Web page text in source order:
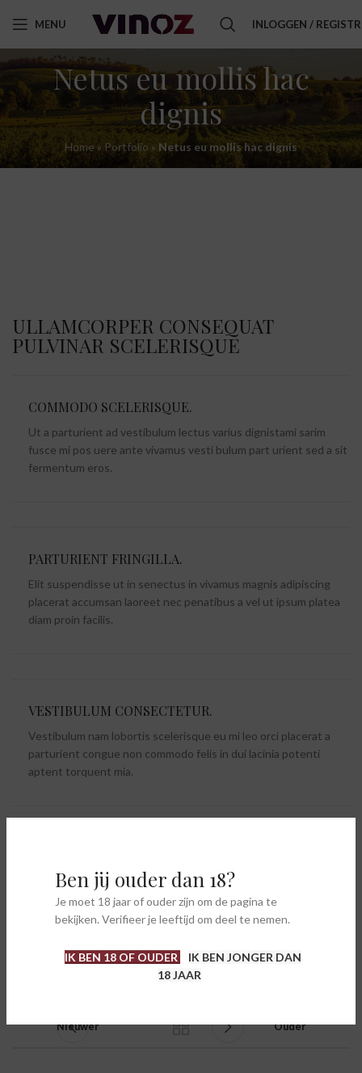
Ben jij ouder dan 18?
Je moet 18 jaar of ouder zijn om de pagina te
bekijken. Verifieer je leeftijd om deel te nemen.
IK BEN 18 OF OUDER
IK BEN JONGER DAN
18 JAAR
MENU INLOGGEN /
Netus eu mollis hac
dignis
Home » Portfolio » Netus eu mollis hac dignis
ULLAMCORPER CONSEQUAT
PULVINAR SCELERISQUE
COMMODO SCELERISQUE.
Ut a parturient ad vestibulum lectus varius dignistami sarim
fusce mi pos uere ante vivamus vesti bulum part urient sed a sit
fermentum eros.
PARTURIENT FRINGILLA.
Elit suspendisse ut in senectus in vivamus magnis adipiscing
placerat accumsan laoreet nec penatibus a vel ut ipsum platea
diam proin facilis.
VESTIBULUM CONSECTETUR.
Vestibulum nam lobortis scelerisque eu mi leo orci placerat a
parturient congue non commodo felis in dui lacinia potenti
aptent torquent mia.
Nieuwer Ouder